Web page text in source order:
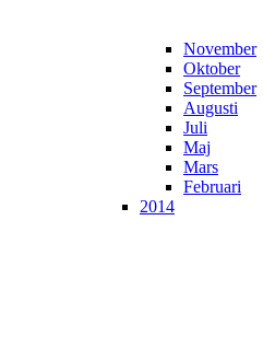
November
Oktober
September
Augusti
Juli
Maj
Mars
Februari
2014